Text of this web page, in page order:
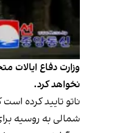
نخواهد کرد.
ناتو تایید کرده
شمالی به روسیه